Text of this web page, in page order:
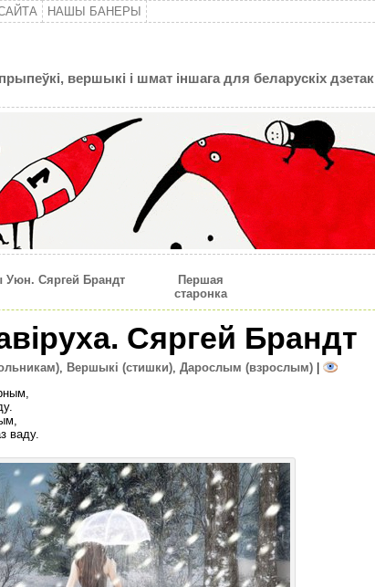
НАШЫ БАНЕРЫ
вершыкі і шмат іншага для беларускіх дзетак
Сяргей Брандт
Першая
старонка
Сяргей Брандт
, Вершыкі (стишки), Дарослым (взрослым)|
ваду.